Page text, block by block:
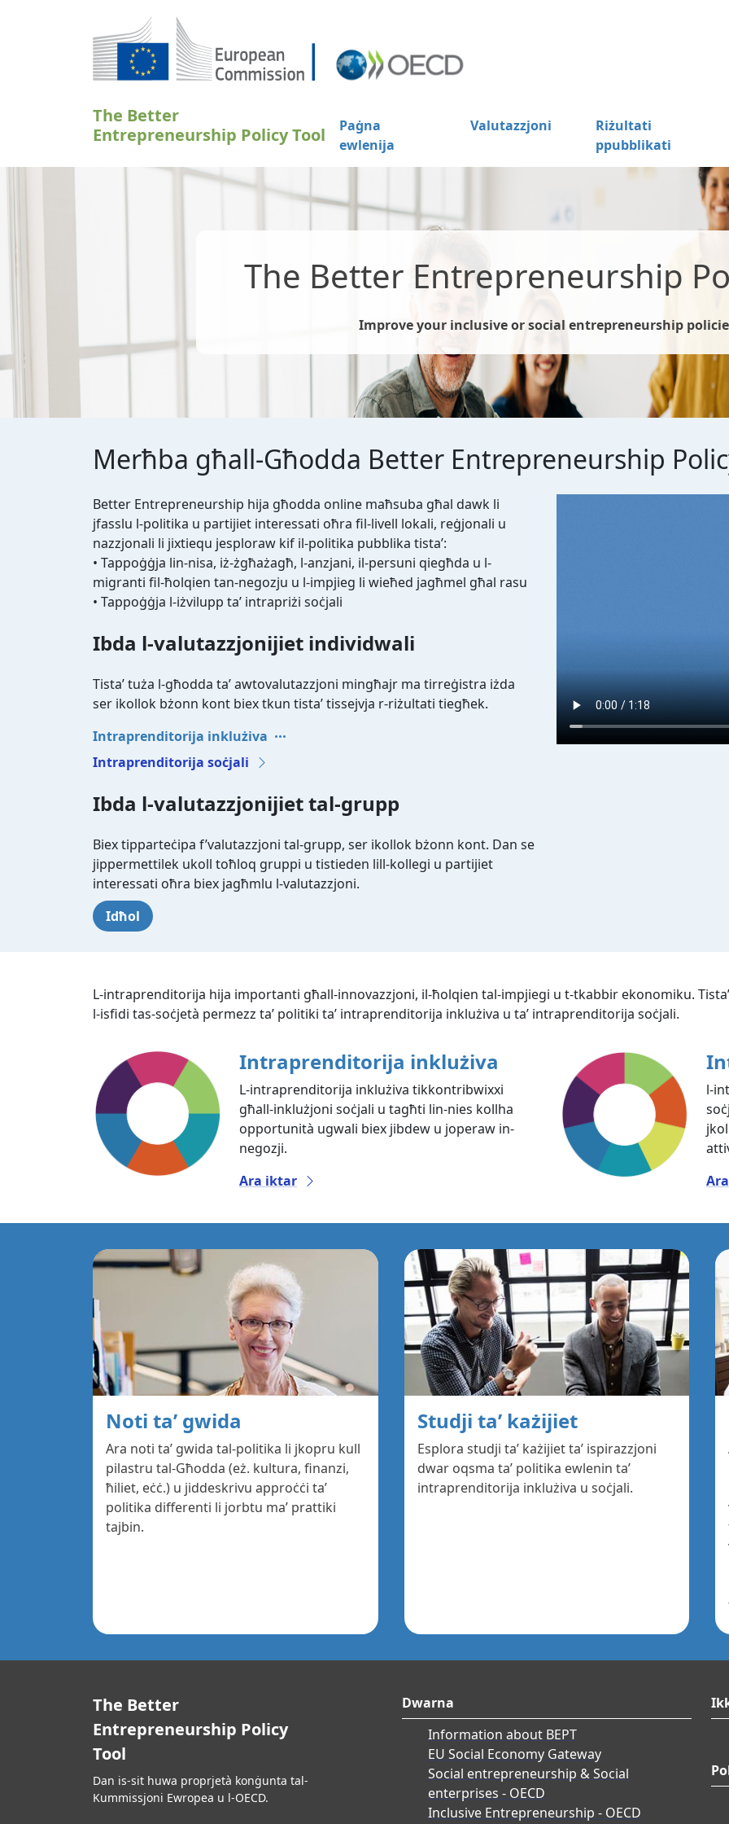
The Better
Entrepreneurship Policy Tool
Paġna
ewlenija
Valutazzjoni
Riżultati
ppubblikati
The Better Entrepreneurship
Improve your inclusive or social entrepreneurship
Merħba għall-Għodda Better Entrepreneurship
Better Entrepreneurship hija għodda online maħsuba għal dawk li
jfasslu l-politika u partijiet interessati oħra fil-livell lokali, reġjonali u
nazzjonali li jixtiequ jesploraw kif il-politika pubblika tista’:
• Tappoġġja lin-nisa, iż-żgħażagħ, l-anzjani, il-persuni qiegħda u l-
migranti fil-ħolqien tan-negozju u l-impjieg li wieħed jagħmel għal rasu
• Tappoġġja l-iżvilupp ta’ intrapriżi soċjali
Ibda l-valutazzjonijiet individwali
Tista’ tuża l-għodda ta’ awtovalutazzjoni mingħajr ma tirreġistra iżda
ser ikollok bżonn kont biex tkun tista’ tissejvja r-riżultati tiegħek.
Intraprenditorija inklużiva
Intraprenditorija soċjali
Ibda l-valutazzjonijiet tal-grupp
Biex tipparteċipa f’valutazzjoni tal-grupp, ser ikollok bżonn kont. Dan se
jippermettilek ukoll toħloq gruppi u tistieden lill-kollegi u partijiet
interessati oħra biex jagħmlu l-valutazzjoni.
Idħol
L-intraprenditorija hija importanti għall-innovazzjoni, il-ħolqien tal-impjiegi u t-tkabbir ekonomiku.
l-isfidi tas-soċjetà permezz ta’ politiki ta’ intraprenditorija inklużiva u ta’ intraprenditorija soċjali.
Intraprenditorija inklużiva
L-intraprenditorija inklużiva tikkontribwixxi
għall-inklużjoni soċjali u tagħti lin-nies kollha
opportunità ugwali biex jibdew u joperaw in-
negozji.
Ara iktar
l-
Noti ta’ gwida
Ara noti ta’ gwida tal-politika li jkopru kull
pilastru tal-Għodda (eż. kultura, finanzi,
ħiliet, eċċ.) u jiddeskrivu approċċi ta’
politika differenti li jorbtu ma’ prattiki
tajbin.
Studji ta’ każijiet
Esplora studji ta’ każijiet ta’ ispirazzjoni
dwar oqsma ta’ politika ewlenin ta’
intraprenditorija inklużiva u soċjali.
The Better
Entrepreneurship Policy
Tool
Dan is-sit huwa proprjetà konġunta tal-
Kummissjoni Ewropea u l-OECD.
Dwarna
Information about BEPT
EU Social Economy Gateway
Social entrepreneurship & Social
enterprises - OECD
Inclusive Entrepreneurship - OECD